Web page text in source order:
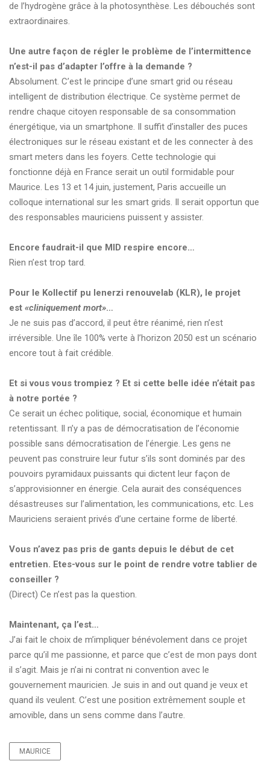
de l’hydrogène grâce à la photosynthèse. Les débouchés sont
extraordinaires.
Une autre façon de régler le problème de l’intermittence
n’est-il pas d’adapter l’offre à la demande ?
Absolument. C’est le principe d’une smart grid ou réseau
intelligent de distribution électrique. Ce système permet de
rendre chaque citoyen responsable de sa consommation
énergétique, via un smartphone. Il suffit d’installer des puces
électroniques sur le réseau existant et de les connecter à des
smart meters dans les foyers. Cette technologie qui
fonctionne déjà en France serait un outil formidable pour
Maurice. Les 13 et 14 juin, justement, Paris accueille un
colloque international sur les smart grids. Il serait opportun que
des responsables mauriciens puissent y assister.
Encore faudrait-il que MID respire encore…
Rien n’est trop tard.
Pour le Kollectif pu lenerzi renouvelab (KLR), le projet
est «cliniquement mort»…
Je ne suis pas d’accord, il peut être réanimé, rien n’est
irréversible. Une île 100% verte à l’horizon 2050 est un scénario
encore tout à fait crédible.
Et si vous vous trompiez ? Et si cette belle idée n’était pas
à notre portée ?
Ce serait un échec politique, social, économique et humain
retentissant. Il n’y a pas de démocratisation de l’économie
possible sans démocratisation de l’énergie. Les gens ne
peuvent pas construire leur futur s’ils sont dominés par des
pouvoirs pyramidaux puissants qui dictent leur façon de
s’approvisionner en énergie. Cela aurait des conséquences
désastreuses sur l’alimentation, les communications, etc. Les
Mauriciens seraient privés d’une certaine forme de liberté.
Vous n’avez pas pris de gants depuis le début de cet
entretien. Etes-vous sur le point de rendre votre tablier de
conseiller ?
(Direct) Ce n’est pas la question.
Maintenant, ça l’est…
J’ai fait le choix de m’impliquer bénévolement dans ce projet
parce qu’il me passionne, et parce que c’est de mon pays dont
il s’agit. Mais je n’ai ni contrat ni convention avec le
gouvernement mauricien. Je suis in and out quand je veux et
quand ils veulent. C’est une position extrêmement souple et
amovible, dans un sens comme dans l’autre.
MAURICE